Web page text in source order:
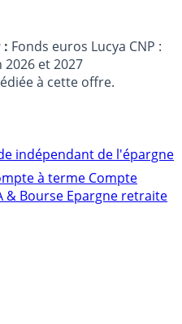
: Fonds euros Lucya CNP :
2026 et 2027
à cette offre.
indépendant de l'épargne
à terme Compte
& Bourse Epargne retraite